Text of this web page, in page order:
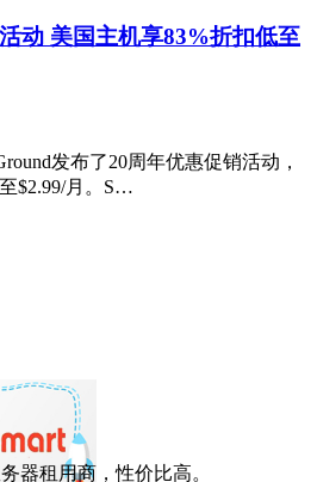
动 美国主机享83%折扣低至
发布了20周年优惠促销活动，
$2.99/月。S…
器租用商，性价比高。